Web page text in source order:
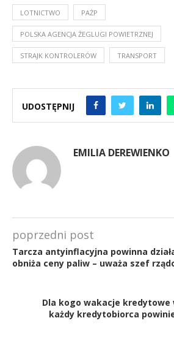
LOTNICTWO PAŻP
POLSKA AGENCJA ŻEGLUGI POWIETRZNEJ
STRAJK KONTROLERÓW TRANSPORT
UDOSTĘPNIJ
EMILIA DEREWIENKO
poprzedni post
Tarcza antyinflacyjna powinna
obniża ceny paliw – uważa szef
Dla kogo wakacje kredytowe
każdy kredytobiorca